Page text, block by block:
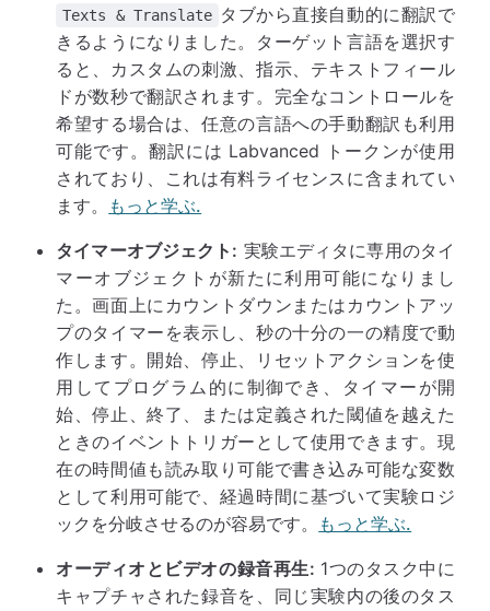
Texts & Translate タブから直接自動的に翻訳で
きるようになりました。ターゲット言語を選択す
ると、カスタムの刺激、指示、テキストフィール
ドが数秒で翻訳されます。完全なコントロールを
希望する場合は、任意の言語への手動翻訳も利用
可能です。翻訳には Labvanced トークンが使用
されており、これは有料ライセンスに含まれてい
ます。
もっと学ぶ.
タイマーオブジェクト: 実験エディタに専用のタイ
マーオブジェクトが新たに利用可能になりまし
た。画面上にカウントダウンまたはカウントアッ
プのタイマーを表示し、秒の十分の一の精度で動
作します。開始、停止、リセットアクションを使
用してプログラム的に制御でき、タイマーが開
始、停止、終了、または定義された閾値を越えた
ときのイベントトリガーとして使用できます。現
在の時間値も読み取り可能で書き込み可能な変数
として利用可能で、経過時間に基づいて実験ロジ
ックを分岐させるのが容易です。
もっと学ぶ.
オーディオとビデオの録音再生: 1つのタスク中に
キャプチャされた録音を、同じ実験内の後のタス